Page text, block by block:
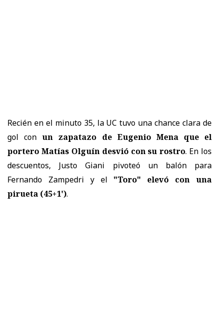
Recién en el minuto 35, la UC tuvo una chance clara de
gol conun zapatazo de Eugenio Mena que el
portero Matías Olguín desvió con su rostro. En los
descuentos, Justo Giani pivoteó un balón para
Fernando Zampedri y el "Toro" elevó con una
pirueta (45+1').